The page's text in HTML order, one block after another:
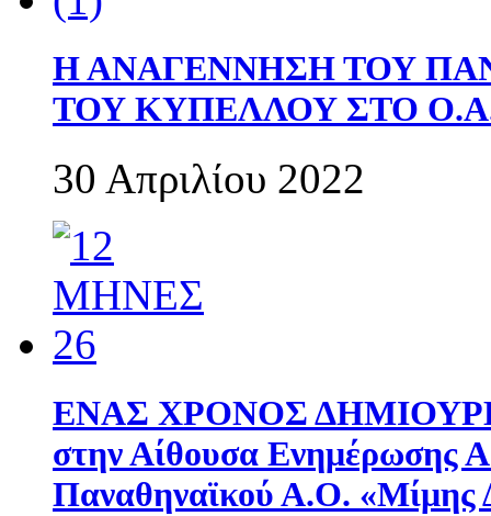
Η ΑΝΑΓΕΝΝΗΣΗ ΤΟΥ
ΤΟΥ ΚΥΠΕΛΛΟΥ ΣΤΟ
30 Απριλίου 2022
ΕΝΑΣ ΧΡΟΝΟΣ
στην Αίθουσα Ενημέρωσης
Παναθηναϊκού Α.Ο. «Μίμης